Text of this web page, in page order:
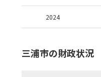
2024
三浦市の財政状況